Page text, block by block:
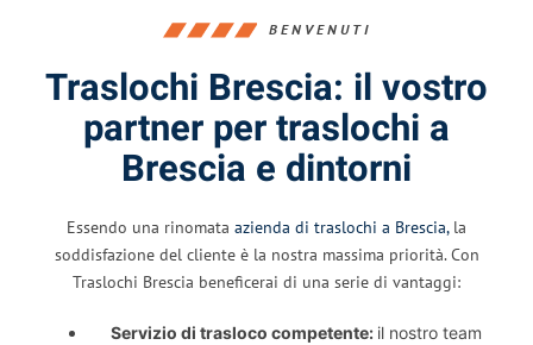
BENVENUTI
Traslochi Brescia: il vostro
partner per traslochi a
Brescia e dintorni
Essendo una rinomata azienda di traslochi a Brescia,la
soddisfazione del cliente è la nostra massima priorità. Con
Traslochi Brescia beneficerai di una serie di vantaggi:
Servizio di trasloco competente: il nostro team